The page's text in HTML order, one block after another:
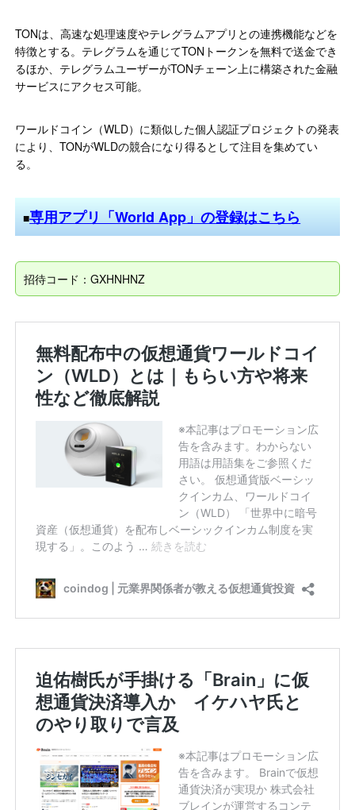
TONは、高速な処理速度やテレグラムアプリとの連携機能などを
特徴とする。テレグラムを通じてTONトークンを無料で送金でき
るほか、テレグラムユーザーがTONチェーン上に構築された金融
サービスにアクセス可能。
ワールドコイン（WLD）に類似した個人認証プロジェクトの発表
により、TONがWLDの競合になり得るとして注目を集めてい
る。
■専用アプリ「World App」の登録はこちら
招待コード：GXHNHNZ